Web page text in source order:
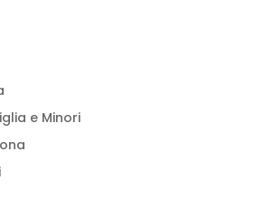
e Minori